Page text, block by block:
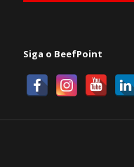
Siga o BeefPoint